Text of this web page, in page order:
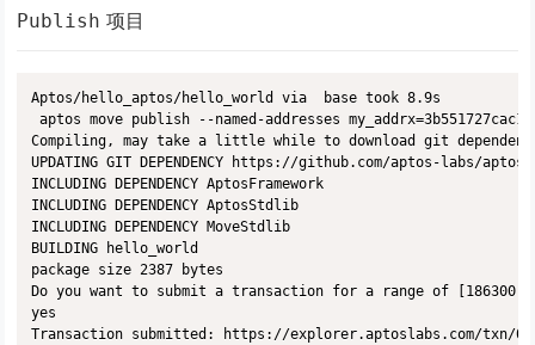
Publish 项目
Aptos/hello_aptos/hello_world via  base took 8.9s
aptos move publish --named-addresses
Compiling, may take a little while to download git
UPDATING GIT DEPENDENCY https://github.com/aptos-labs/
INCLUDING DEPENDENCY AptosFramework
INCLUDING DEPENDENCY AptosStdlib
INCLUDING DEPENDENCY MoveStdlib
BUILDING hello_world
package size 2387 bytes
Do you want to submit a transaction for a range of
yes
Transaction submitted: https://explorer.aptoslabs.com/txn/